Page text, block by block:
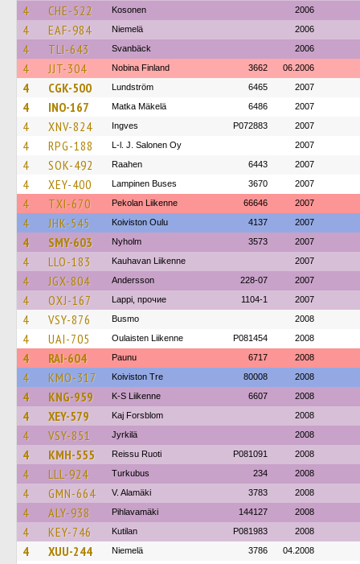
4 CHE-522 Kosonen 2006
4 EAF-984 Niemelä 2006
4 TLI-643 Svanbäck 2006
4 JJT-304 Nobina Finland 3662 06.2006
4 CGK-500 Lundström 6465 2007
4 INO-167 Matka Mäkelä 6486 2007
4 XNV-824 Ingves P072883 2007
4 RPG-188 L-l. J. Salonen Oy 2007
4 SOK-492 Raahen 6443 2007
4 XEY-400 Lampinen Buses 3670 2007
4 TXI-670 Pekolan Liikenne 66646 2007
4 JHK-545 Koiviston Oulu 4137 2007
4 SMY-603 Nyholm 3573 2007
4 LLO-183 Kauhavan Liikenne 2007
4 JGX-804 Andersson 228-07 2007
4 OXJ-167 Lappi, прочие 1104-1 2007
4 VSY-876 Busmo 2008
4 UAI-705 Oulaisten Liikenne P081454 2008
4 RAI-604 Paunu 6717 2008
4 KMO-317 Koiviston Tre 80008 2008
4 KNG-959 K-S Liikenne 6607 2008
4 XEY-579 Kaj Forsblom 2008
4 VSY-851 Jyrkilä 2008
4 KMH-555 Reissu Ruoti P081091 2008
4 LLL-924 Turkubus 234 2008
4 GMN-664 V. Alamäki 3783 2008
4 ALY-938 Pihlavamäki 144127 2008
4 KEY-746 Kutilan P081983 2008
4 XUU-244 Niemelä 3786 04.2008